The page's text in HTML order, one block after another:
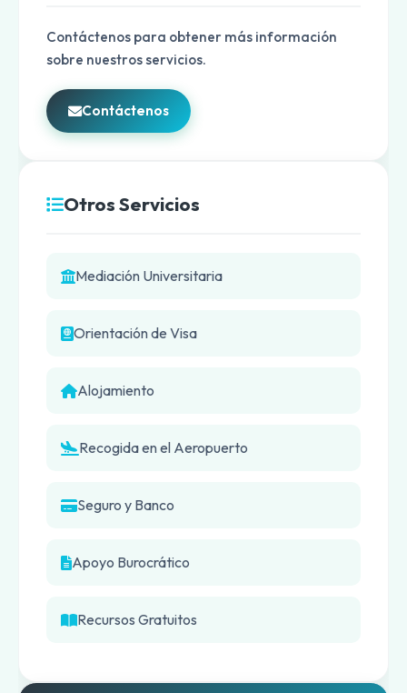
Contáctenos para obtener más información
sobre nuestros servicios.
Contáctenos
Otros Servicios
Mediación Universitaria
Orientación de Visa
Alojamiento
Recogida en el Aeropuerto
Seguro y Banco
Apoyo Burocrático
Recursos Gratuitos